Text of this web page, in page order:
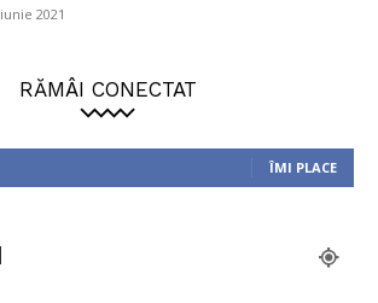
2021
RĂMÂI CONECTAT
ÎMI PLACE